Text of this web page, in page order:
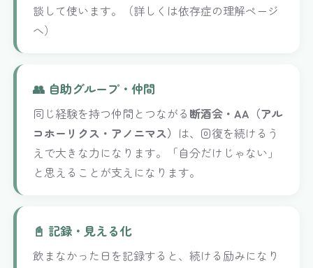
談して使います。（詳しくは依存症の理解ページ
へ）
👥 自助グループ・仲間
同じ経験を持つ仲間とつながる 断酒会・AA（アル
コホーリクス・アノニマス） は、回復を続けるう
えで大きな力になります。「自分だけじゃない」
と思えることが支えになります。
📓 記録・見える化
飲まなかった日を記録すると、続ける励みになり